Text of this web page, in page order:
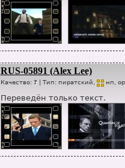
RUS-05891 (Alex Lee)
Качество: ? | Тип: пиратский, нп ,
Переведён только текст.